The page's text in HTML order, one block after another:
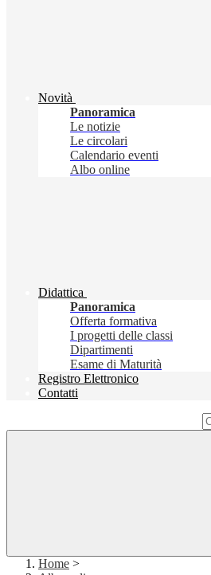
Novità
Panoramica
Le notizie
Le circolari
Calendario eventi
Albo online
Didattica
Panoramica
Offerta formativa
I progetti delle classi
Dipartimenti
Esame di Maturità
Registro Elettronico
Contatti
Home >